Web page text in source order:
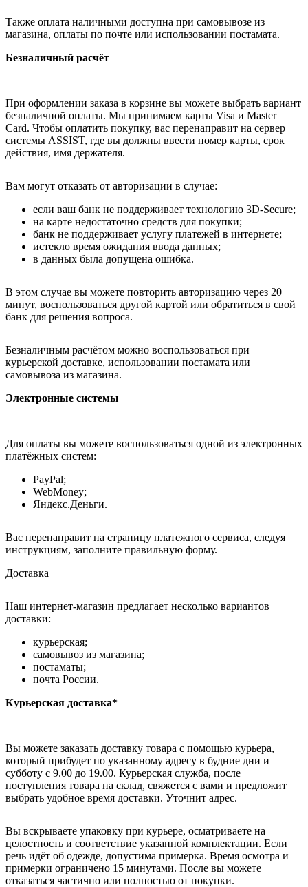
Также оплата наличными доступна при самовывозе из
магазина, оплаты по почте или использовании постамата.
Безналичный расчёт
При оформлении заказа в корзине вы можете выбрать вариант
безналичной оплаты. Мы принимаем карты Visa и Master
Card. Чтобы оплатить покупку, вас перенаправит на сервер
системы ASSIST, где вы должны ввести номер карты, срок
действия, имя держателя.
Вам могут отказать от авторизации в случае:
если ваш банк не поддерживает технологию 3D-Secure;
на карте недостаточно средств для покупки;
банк не поддерживает услугу платежей в интернете;
истекло время ожидания ввода данных;
в данных была допущена ошибка.
В этом случае вы можете повторить авторизацию через 20
минут, воспользоваться другой картой или обратиться в свой
банк для решения вопроса.
Безналичным расчётом можно воспользоваться при
курьерской доставке, использовании постамата или
самовывоза из магазина.
Электронные системы
Для оплаты вы можете воспользоваться одной из электронных
платёжных систем:
PayPal;
WebMoney;
Яндекс.Деньги.
Вас перенаправит на страницу платежного сервиса, следуя
инструкциям, заполните правильную форму.
Доставка
Наш интернет-магазин предлагает несколько вариантов
доставки:
курьерская;
самовывоз из магазина;
постаматы;
почта России.
Курьерская доставка*
Вы можете заказать доставку товара с помощью курьера,
который прибудет по указанному адресу в будние дни и
субботу с 9.00 до 19.00. Курьерская служба, после
поступления товара на склад, свяжется с вами и предложит
выбрать удобное время доставки. Уточнит адрес.
Вы вскрываете упаковку при курьере, осматриваете на
целостность и соответствие указанной комплектации. Если
речь идёт об одежде, допустима примерка. Время осмотра и
примерки ограничено 15 минутами. После вы можете
отказаться частично или полностью от покупки.